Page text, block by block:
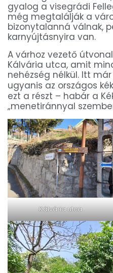
gyalog a visegrádi
még megtalálják a
bizonytalanná válnak,
karnyújtásnyira van.
A várhoz vezető
Kálvária utca, amit
nehézség nélkül. Itt
ugyanis az országos kék
ezt a részt – habár a
„menetiránnyal
Kálvária utca